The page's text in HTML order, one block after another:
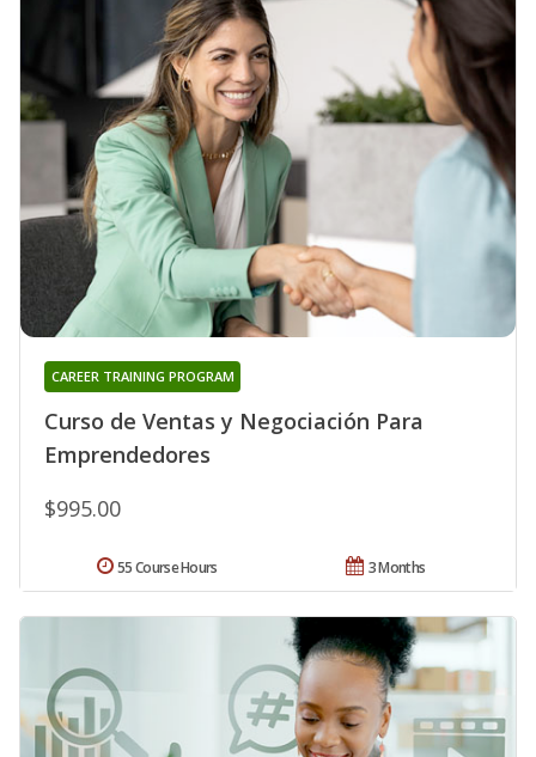
Curso de Ventas y Negociación Para
Emprendedores
CAREER TRAINING PROGRAM
$995.00
3 Months
55 Course Hours